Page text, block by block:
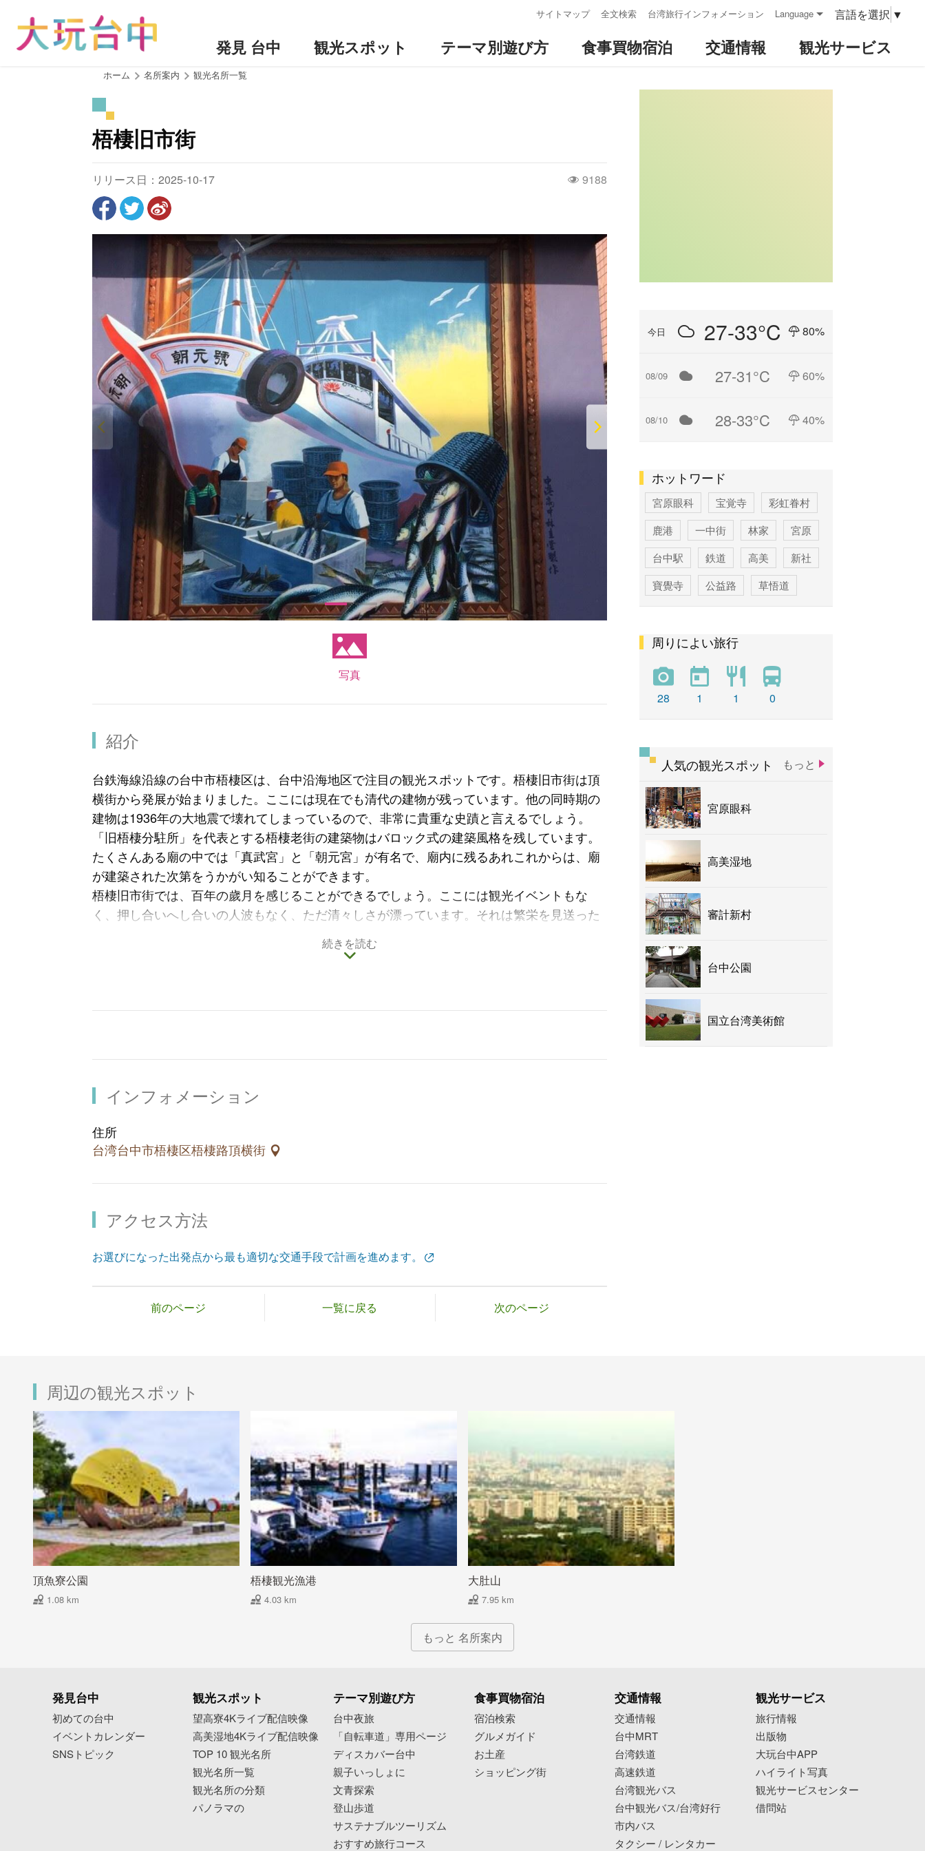
サイトマップ 全文検索 台湾旅行インフォメーション Language 言語を選択 ▼
発見 台中 観光スポット テーマ別遊び方 食事買物宿泊 交通情報 観光サービス
ホーム 名所案内 観光名所一覧
梧棲旧市街
リリース日：2025-10-17 9188
写真
紹介
台鉄海線沿線の台中市梧棲区は、台中沿海地区で注目の観光スポットです。梧棲旧市街は頂
横街から発展が始まりました。ここには現在でも清代の建物が残っています。他の同時期の
建物は1936年の大地震で壊れてしまっているので、非常に貴重な史蹟と言えるでしょう。
「旧梧棲分駐所」を代表とする梧棲老街の建築物はバロック式の建築風格を残しています。
たくさんある廟の中では「真武宮」と「朝元宮」が有名で、廟内に残るあれこれからは、廟
が建築された次第をうかがい知ることができます。
梧棲旧市街では、百年の歲月を感じることができるでしょう。ここには観光イベントもな
く、押し合いへし合いの人波もなく、ただ清々しさが漂っています。それは繁栄を見送った
えば、老街の旅は完結です。
続きを読む
インフォメーション
住所
台湾台中市梧棲区梧棲路頂横街
アクセス方法
お選びになった出発点から最も適切な交通手段で計画を進めます。
前のページ 一覧に戻る 次のページ
今日 27-33°C 80%
08/09 27-31°C 60%
08/10 28-33°C 40%
ホットワード
宮原眼科 宝覚寺
彩虹眷村
鹿港
一中街 林家
宮原
台中駅
鉄道 高美
新社
寶覺寺
公益路
草悟道
彩虹
新社花海
周りによい旅行
28 1 1 0
人気の観光スポット もっと
宮原眼科
高美湿地
審計新村
台中公園
国立台湾美術館
周辺の観光スポット
頂魚寮公園
1.08 km
梧棲観光漁港
4.03 km
大肚山
7.95 km
もっと 名所案内
発見台中
初めての台中
イベントカレンダー
SNSトピック
観光スポット
望高寮4Kライブ配信映像
高美湿地4Kライブ配信映像
TOP 10 観光名所
観光名所一覧
観光名所の分類
パノラマの
テーマ別遊び方
台中夜旅
「自転車道」専用ページ
ディスカバー台中
親子いっしょに
文青探索
登山歩道
サステナブルツーリズム
おすすめ旅行コース
食事買物宿泊
宿泊検索
グルメガイド
お土産
ショッピング街
交通情報
交通情報
台中MRT
台湾鉄道
高速鉄道
台湾観光バス
台中観光バス/台湾好行
市内バス
タクシー / レンタカー
観光サービス
旅行情報
出版物
大玩台中APP
ハイライト写真
観光サービスセンター
借問站